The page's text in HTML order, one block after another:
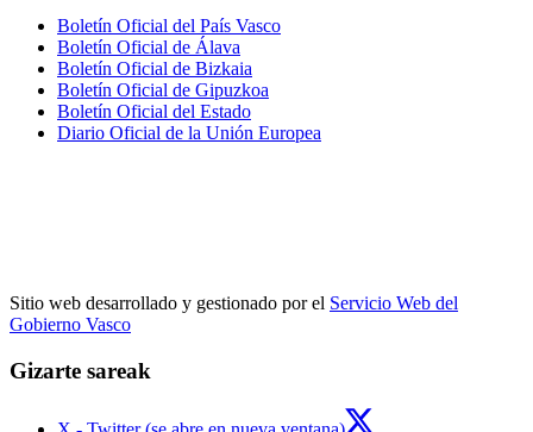
Boletín Oficial del País Vasco
Boletín Oficial de Álava
Boletín Oficial de Bizkaia
Boletín Oficial de Gipuzkoa
Boletín Oficial del Estado
Diario Oficial de la Unión Europea
Sitio web desarrollado y gestionado por el Servicio Web del
Gobierno Vasco
Gizarte sareak